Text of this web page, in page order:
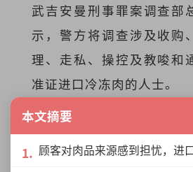
武吉安曼刑事罪案调查部
示，警方将调查涉及收购
理、走私、操控及教唆和
准证进口冷冻肉的人士。
“大马皇家警察非常重视
国内贸易及消费人事务部（
本文摘要
顾客对肉品来源感到担忧，进